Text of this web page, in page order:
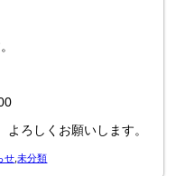
ろしくお願いします。
せ ,未分類